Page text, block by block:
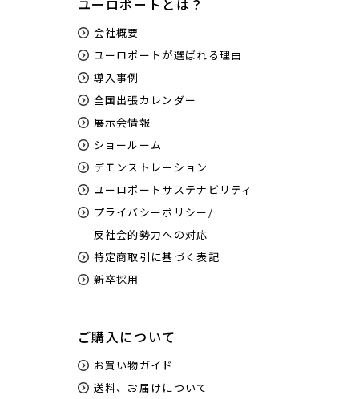
会社概要
ユーロポートが選ばれる理由
導入事例
全国出張カレンダー
展示会情報
ショールーム
デモンストレーション
ユーロポートサステナビリティ
プライバシーポリシー/
反社会的勢力への対応
特定商取引に基づく表記
新卒採用
ご購入について
お買い物ガイド
送料、お届けについて